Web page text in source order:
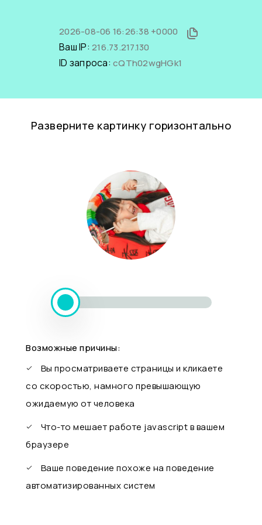
2026-08-06 16:26:38 +0000
Ваш IP: 216.73.217.130
ID запроса: cQTh02wgHGk1
Разверните картинку горизонтально
Возможные причины:
Вы просматриваете страницы и кликаете
со скоростью, намного превышающую
ожидаемую от человека
Что-то мешает работе javascript в вашем
браузере
Ваше поведение похоже на поведение
автоматизированных систем